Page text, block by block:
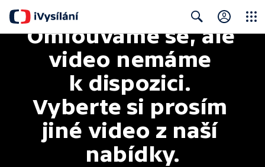
Search
Omlouváme se, ale
video nemáme
k dispozici.
Vyberte si prosím
jiné video z naší
nabídky.